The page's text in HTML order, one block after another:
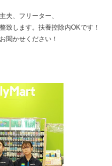
夫、フリーター、
致します。扶養控除内OKです！
聞かせください！